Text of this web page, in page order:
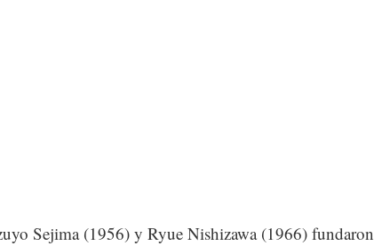
Sejima (1956) y Ryue Nishizawa (1966) fundaron